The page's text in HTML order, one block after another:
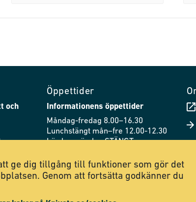
och
Öppettider
Informationens öppettider
Måndag-fredag 8.00–16.30
Lunchstängt mån–fre 12.00-12.30
Lördag–söndag STÄNGT
Husets öppettider
Måndag–fredag 8.00–21.00
ge dig tillgång till funktioner som gör det
Genom att fortsätta godkänner du